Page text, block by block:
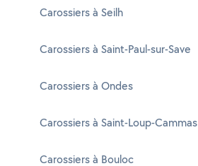
Carossiers à Seilh
Carossiers à Saint-Paul-sur-Save
Carossiers à Ondes
Carossiers à Saint-Loup-Cammas
Carossiers à Bouloc